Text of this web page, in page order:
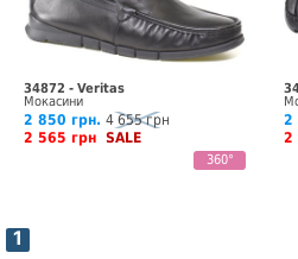
34872 - Veritas
Мокасини
2 850 грн. 4 655 грн
2 565 грн SALE
360°
2
2
1